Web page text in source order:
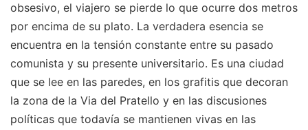
obsesivo, el viajero se pierde lo que ocurre dos metros
por encima de su plato. La verdadera esencia se
encuentra en la tensión constante entre su pasado
comunista y su presente universitario. Es una ciudad
que se lee en las paredes, en los grafitis que decoran
la zona de la Via del Pratello y en las discusiones
políticas que todavía se mantienen vivas en las